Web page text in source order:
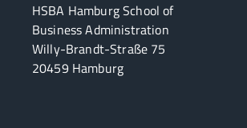
HSBA Hamburg School of
Business Administration
Willy-Brandt-Straße 75
20459 Hamburg